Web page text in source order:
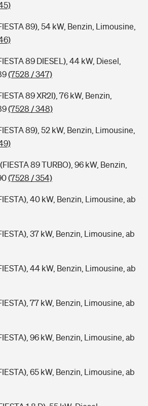
89), 54 kW, Benzin, Limousine,
89 DIESEL), 44 kW, Diesel,
(7528 / 347)
89 XR2I), 76 kW, Benzin,
(7528 / 348)
89), 52 kW, Benzin, Limousine,
89 TURBO), 96 kW, Benzin,
(7528 / 354)
40 kW, Benzin, Limousine, ab
37 kW, Benzin, Limousine, ab
44 kW, Benzin, Limousine, ab
77 kW, Benzin, Limousine, ab
96 kW, Benzin, Limousine, ab
65 kW, Benzin, Limousine, ab